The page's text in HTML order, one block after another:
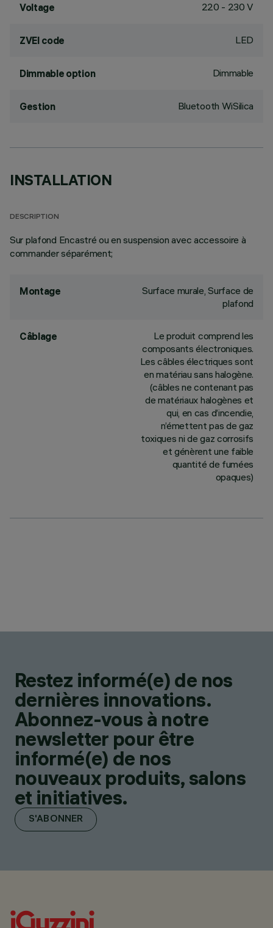
Voltage 220 - 230 V
ZVEI code LED
Dimmable option Dimmable
Gestion Bluetooth WiSilica
INSTALLATION
DESCRIPTION
Sur plafond Encastré ou en suspension avec accessoire à
commander séparément;
Montage
Surface murale, Surface de
plafond
Câblage
Le produit comprend les
composants électroniques.
Les câbles électriques sont
en matériau sans halogène.
(câbles ne contenant pas
de matériaux halogènes et
qui, en cas d’incendie,
n’émettent pas de gaz
toxiques ni de gaz corrosifs
et génèrent une faible
quantité de fumées
opaques)
Restez informé(e) de nos
dernières innovations.
Abonnez-vous à notre
newsletter pour être
informé(e) de nos
nouveaux produits, salons
et initiatives.
S'ABONNER